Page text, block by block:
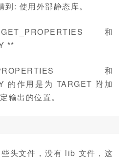
到: 使用外部静态库。
和
**
和
的作用是为 TARGET 附加
输出的位置。
头文件，没有 lib 文件，这